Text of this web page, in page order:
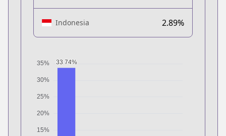
Indonesia 2.89%